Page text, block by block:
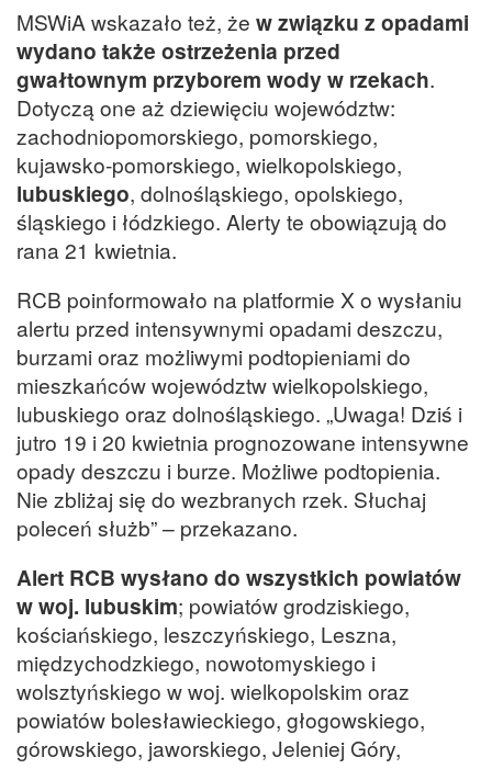
MSWiA wskazało też, że w związku z opadami
wydano także ostrzeżenia przed
gwałtownym przyborem wody w rzekach.
Dotyczą one aż dziewięciu województw:
zachodniopomorskiego, pomorskiego,
kujawsko-pomorskiego, wielkopolskiego,
lubuskiego, dolnośląskiego, opolskiego,
śląskiego i łódzkiego. Alerty te obowiązują do
rana 21 kwietnia.
RCB poinformowało na platformie X o wysłaniu
alertu przed intensywnymi opadami deszczu,
burzami oraz możliwymi podtopieniami do
mieszkańców województw wielkopolskiego,
lubuskiego oraz dolnośląskiego. „Uwaga! Dziś i
jutro 19 i 20 kwietnia prognozowane intensywne
opady deszczu i burze. Możliwe podtopienia.
Nie zbliżaj się do wezbranych rzek. Słuchaj
poleceń służb” – przekazano.
Alert RCB wysłano do wszystkich powiatów
w woj. lubuskim; powiatów grodziskiego,
kościańskiego, leszczyńskiego, Leszna,
międzychodzkiego, nowotomyskiego i
wolsztyńskiego w woj. wielkopolskim oraz
powiatów bolesławieckiego, głogowskiego,
górowskiego, jaworskiego, Jeleniej Góry,